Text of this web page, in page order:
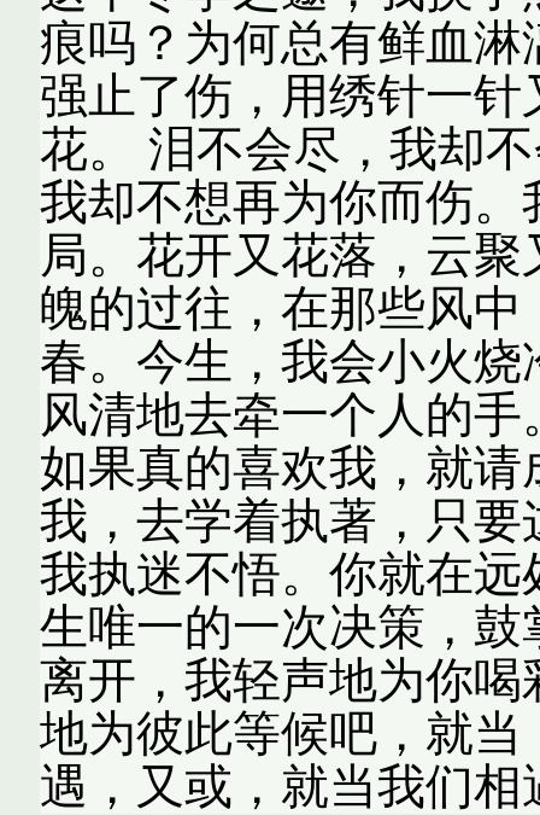
痕吗？为何总有鲜血
强止了伤，用绣针一
花。 泪不会尽，我却
我却不想再为你而伤
局。花开又花落，云
魄的过往，在那些风
春。今生，我会小火
风清地去牵一个人的
如果真的喜欢我，就
我，去学着执著，只
我执迷不悟。你就在
生唯一的一次决策，
离开，我轻声地为你
地为彼此等候吧，就
遇，又或，就当我们相